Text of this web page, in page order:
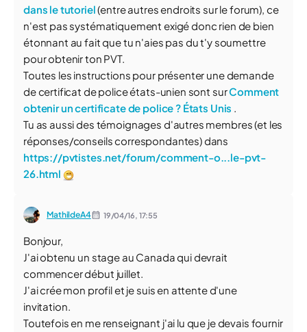
dans le tutoriel(entre autres endroits sur le forum), ce
n'est pas systématiquement exigé donc rien de bien
étonnant au fait que tu n'aies pas du t'y soumettre
pour obtenir ton PVT.
Toutes les instructions pour présenter une demande
de certificat de police états-unien sont surComment
obtenir un certificate de police ? États Unis .
Tu as aussi des témoignages d'autres membres (et les
réponses/conseils correspondantes) dans
https://pvtistes.net/forum/comment-o...le-pvt-
26.html
MathildeA4 19/04/16, 17:55
Bonjour,
J'ai obtenu un stage au Canada qui devrait
commencer début juillet.
J'ai crée mon profil et je suis en attente d'une
invitation.
Toutefois en me renseignant j'ai lu que je devais fournir